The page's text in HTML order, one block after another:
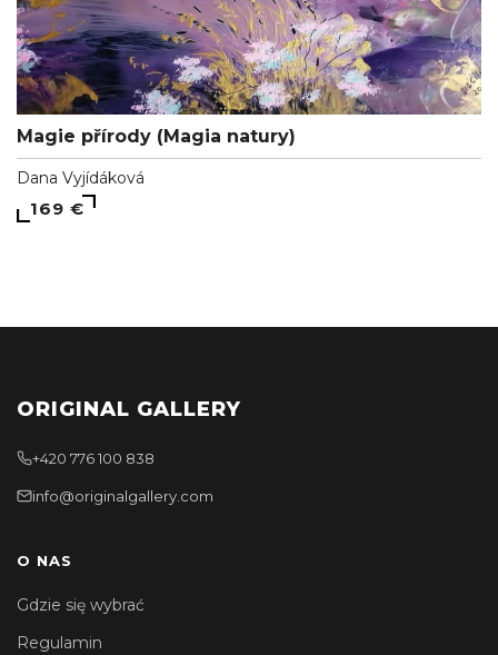
Magie přírody (Magia natury)
Dana Vyjídáková
169 €
ORIGINAL GALLERY
+420 776 100 838
info@originalgallery.com
O NAS
Gdzie się wybrać
Regulamin